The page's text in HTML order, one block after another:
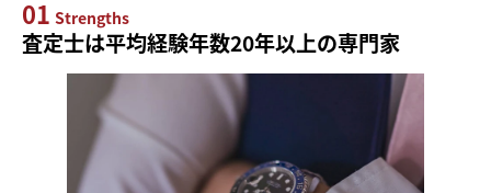
01 Strengths
査定士は平均経験年数20年以上の専門家